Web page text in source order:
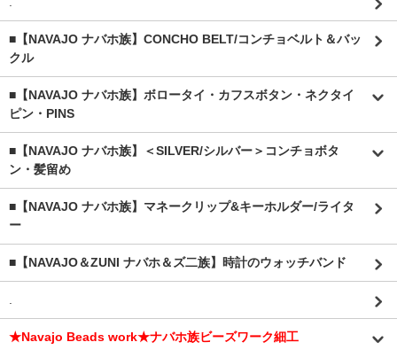
■【NAVAJO ナバホ族】CONCHO BELT/コンチョベルト＆バッ
クル
■【NAVAJO ナバホ族】ボロータイ・カフスボタン・ネクタイ
ピン・PINS
■【NAVAJO ナバホ族】＜SILVER/シルバー＞コンチョボタ
ン・髪留め
■【NAVAJO ナバホ族】マネークリップ&キーホルダー/ライタ
ー
■【NAVAJO＆ZUNI ナバホ＆ズ二族】時計のウォッチバンド
★Navajo Beads work★ナバホ族ビーズワーク細工